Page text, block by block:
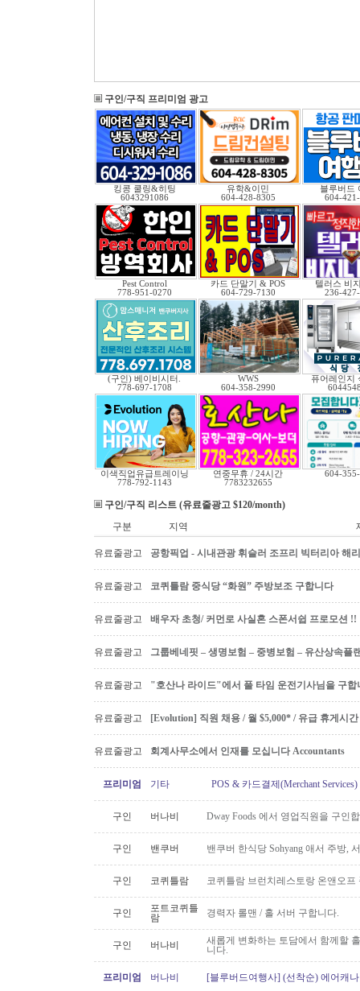
구인/구직 프리미엄 광고
킹콩 쿨링&히팅
6043291086
유학&이민
604-428-8305
블루버드
604-
Pest Control
778-951-0270
카드 단말기 & POS
604-729-7130
텔러스 비
236-
(구인) 베이비시터.
778-697-1708
WWS
604-358-2990
퓨어레인지
이색직업유급트레이닝
778-792-1143
연중무휴 / 24시간
7783232655
604-
구인/구직 리스트 (유료줄광고 $120/month)
구분
지역
유료줄광고 공항픽업 - 시내관광 휘슬러 조프리 빅터리아 해
유료줄광고 코퀴틀람 중식당 “화원” 주방보조 구합니다
유료줄광고 배우자 초청/ 커먼로 사실혼 스폰서쉽 프로모션 !!
유료줄광고 그룹베네핏 – 생명보험 – 중병보험 – 유산상속플
유료줄광고 "호산나 라이드"에서 풀 타임 운전기사님을 구합
유료줄광고 [Evolution] 직원 채용 / 월 $5,000* / 유급 휴게시
유료줄광고 회계사무소에서 인재를 모십니다 Accountants
프리미엄 기타 POS & 카드결제(Merchant
구인 버나비 Dway Foods 에서 영업직원을 구인
구인 밴쿠버 밴쿠버 한식당 Sohyang 애서 주방,
구인 코퀴틀람 코퀴틀람 브런치레스토랑 온앤오프
구인
포트코퀴틀
람
경력자 롤맨 / 홀 서버 구합니다.
구인 버나비
새롭게 변화하는 토담에서 함께할
니다.
프리미엄 버나비 [블루버드여행사] (선착순) 에어캐